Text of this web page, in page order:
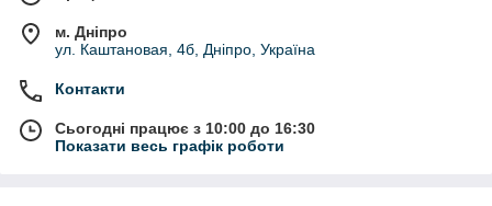
м. Дніпро
ул. Каштановая, 4б, Дніпро, Україна
Контакти
Сьогодні працює з 10:00 до 16:30
Показати весь графік роботи